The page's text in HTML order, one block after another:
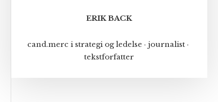
ERIK BACK
cand.merc i strategi og ledelse · journalist ·
tekstforfatter